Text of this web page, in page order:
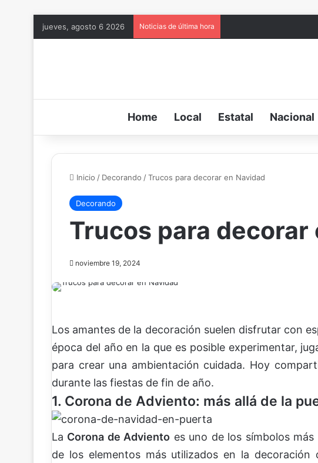
jueves, agosto 6 2026 Noticias de última hora
Home Local Estatal Nacional
Inicio / Decorando /Trucos para decorar en Navidad
Decorando
Trucos para decorar
noviembre 19, 2024
Los amantes de la decoración suelen disfrutar con
época del año en la que es posible experimentar,
para crear una ambientación cuidada. Hoy
durante las fiestas de fin de año.
1. Corona de Adviento: más allá de la
La Corona de Adviento es uno de los símbolos
de los elementos más utilizados en la